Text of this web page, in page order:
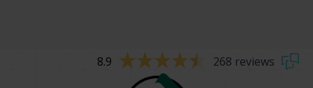
8.9 268 reviews